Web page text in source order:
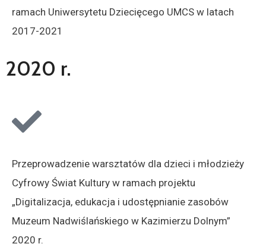
ramach Uniwersytetu Dziecięcego UMCS w latach
2017-2021
2020 r.
Przeprowadzenie warsztatów dla dzieci i młodzieży
Cyfrowy Świat Kultury w ramach projektu
„Digitalizacja, edukacja i udostępnianie zasobów
Muzeum Nadwiślańskiego w Kazimierzu Dolnym”
2020 r.